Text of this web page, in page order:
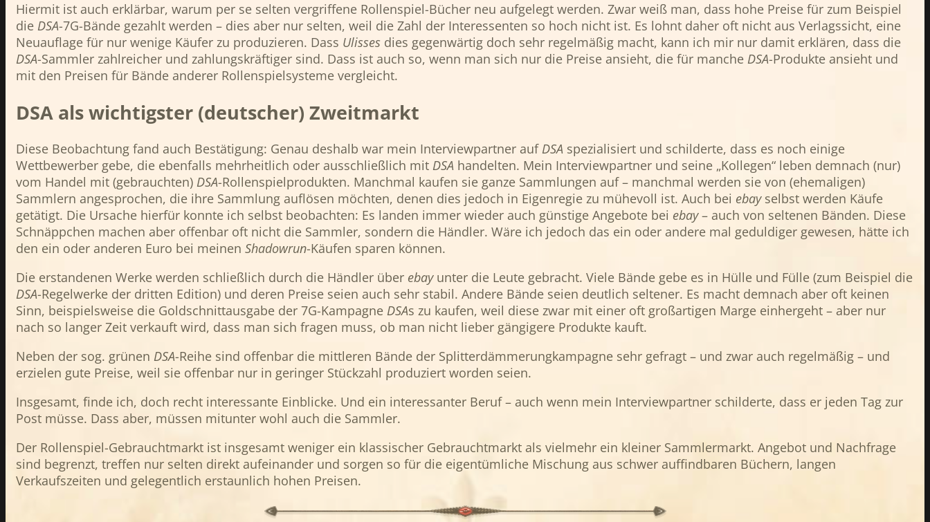
Hiermit ist auch erklärbar, warum per se selten vergriffene Rollenspiel-Bücher neu aufgelegt werden. Zwar weiß man, dass hohe Preise für zum Beispiel
die DSA-7G-Bände gezahlt werden – dies aber nur selten, weil die Zahl der Interessenten so hoch nicht ist. Es lohnt daher oft nicht aus Verlagssicht, eine
Neuauflage für nur wenige Käufer zu produzieren. Dass Ulisses dies gegenwärtig doch sehr regelmäßig macht, kann ich mir nur damit erklären, dass die
DSA-Sammler zahlreicher und zahlungskräftiger sind. Dass ist auch so, wenn man sich nur die Preise ansieht, die für manche DSA-Produkte ansieht und
mit den Preisen für Bände anderer Rollenspielsysteme vergleicht.
DSA als wichtigster (deutscher) Zweitmarkt
Diese Beobachtung fand auch Bestätigung: Genau deshalb war mein Interviewpartner auf DSA spezialisiert und schilderte, dass es noch einige
Wettbewerber gebe, die ebenfalls mehrheitlich oder ausschließlich mit DSA handelten. Mein Interviewpartner und seine „Kollegen“ leben demnach (nur)
vom Handel mit (gebrauchten) DSA-Rollenspielprodukten. Manchmal kaufen sie ganze Sammlungen auf – manchmal werden sie von (ehemaligen)
Sammlern angesprochen, die ihre Sammlung auflösen möchten, denen dies jedoch in Eigenregie zu mühevoll ist. Auch bei ebayselbst werden Käufe
getätigt. Die Ursache hierfür konnte ich selbst beobachten: Es landen immer wieder auch günstige Angebote bei ebay– auch von seltenen Bänden. Diese
Schnäppchen machen aber offenbar oft nicht die Sammler, sondern die Händler. Wäre ich jedoch das ein oder andere mal geduldiger gewesen, hätte ich
den ein oder anderen Euro bei meinen Shadowrun-Käufen sparen können.
Die erstandenen Werke werden schließlich durch die Händler über ebayunter die Leute gebracht. Viele Bände gebe es in Hülle und Fülle (zum Beispiel die
DSA-Regelwerke der dritten Edition) und deren Preise seien auch sehr stabil. Andere Bände seien deutlich seltener. Es macht demnach aber oft keinen
Sinn, beispielsweise die Goldschnittausgabe der 7G-Kampagne DSAs zu kaufen, weil diese zwar mit einer oft großartigen Marge einhergeht – aber nur
nach so langer Zeit verkauft wird, dass man sich fragen muss, ob man nicht lieber gängigere Produkte kauft.
Neben der sog. grünen DSA-Reihe sind offenbar die mittleren Bände der Splitterdämmerungkampagne sehr gefragt – und zwar auch regelmäßig – und
erzielen gute Preise, weil sie offenbar nur in geringer Stückzahl produziert worden seien.
Insgesamt, finde ich, doch recht interessante Einblicke. Und ein interessanter Beruf – auch wenn mein Interviewpartner schilderte, dass er jeden Tag zur
Post müsse. Dass aber, müssen mitunter wohl auch die Sammler.
Der Rollenspiel-Gebrauchtmarkt ist insgesamt weniger ein klassischer Gebrauchtmarkt als vielmehr ein kleiner Sammlermarkt. Angebot und Nachfrage
sind begrenzt, treffen nur selten direkt aufeinander und sorgen so für die eigentümliche Mischung aus schwer auffindbaren Büchern, langen
Verkaufszeiten und gelegentlich erstaunlich hohen Preisen.